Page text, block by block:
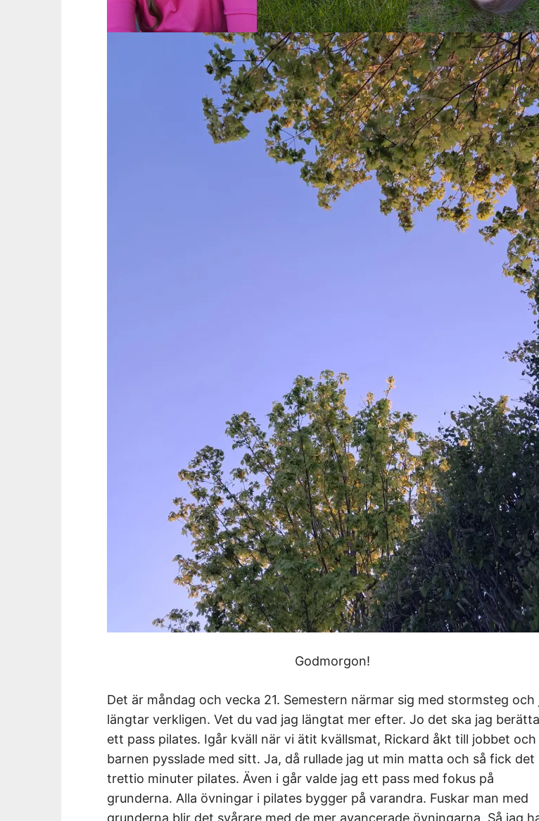
Godmorgon!
Det är måndag och vecka 21. Semestern närmar sig med stormsteg och
längtar verkligen. Vet du vad jag längtat mer efter. Jo det ska jag
ett pass pilates. Igår kväll när vi ätit kvällsmat, Rickard åkt till jobbet och
barnen pysslade med sitt. Ja, då rullade jag ut min matta och så fick det
trettio minuter pilates. Även i går valde jag ett pass med fokus på
grunderna. Alla övningar i pilates bygger på varandra. Fuskar man med
grunderna blir det svårare med de mer avancerade övningarna. Så jag